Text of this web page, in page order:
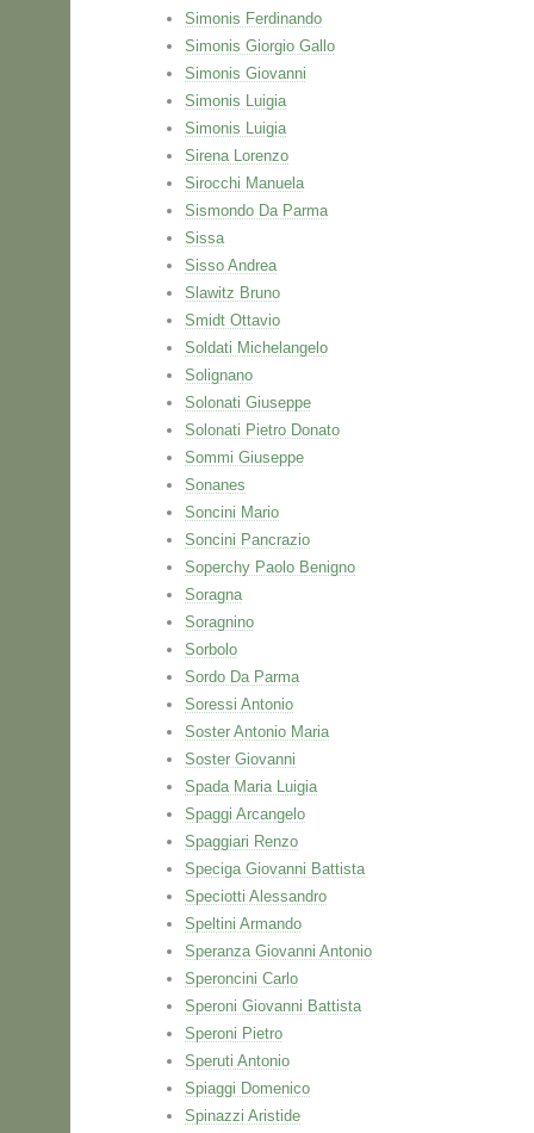
Simonis Ferdinando
Simonis Giorgio Gallo
Simonis Giovanni
Simonis Luigia
Simonis Luigia
Sirena Lorenzo
Sirocchi Manuela
Sismondo Da Parma
Sissa
Sisso Andrea
Slawitz Bruno
Smidt Ottavio
Soldati Michelangelo
Solignano
Solonati Giuseppe
Solonati Pietro Donato
Sommi Giuseppe
Sonanes
Soncini Mario
Soncini Pancrazio
Soperchy Paolo Benigno
Soragna
Soragnino
Sorbolo
Sordo Da Parma
Soressi Antonio
Soster Antonio Maria
Soster Giovanni
Spada Maria Luigia
Spaggi Arcangelo
Spaggiari Renzo
Speciga Giovanni Battista
Speciotti Alessandro
Speltini Armando
Speranza Giovanni Antonio
Speroncini Carlo
Speroni Giovanni Battista
Speroni Pietro
Speruti Antonio
Spiaggi Domenico
Spinazzi Aristide